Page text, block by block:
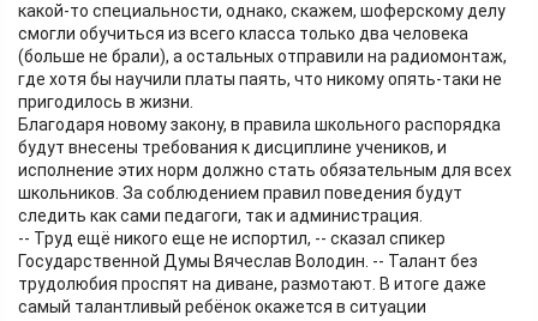
какой-то специальности, однако, скажем, шоферскому делу
смогли обучиться из всего класса только два человека
(больше не брали), а остальных отправили на радиомонтаж,
где хотя бы научили платы паять, что никому опять-таки не
пригодилось в жизни.
Благодаря новому закону, в правила школьного распорядка
будут внесены требования к дисциплине учеников, и
исполнение этих норм должно стать обязательным для всех
школьников. За соблюдением правил поведения будут
следить как сами педагоги, так и администрация.
-- Труд ещё никого еще не испортил, -- сказал спикер
Государственной Думы Вячеслав Володин. -- Талант без
трудолюбия проспят на диване, размотают. В итоге даже
самый талантливый ребёнок окажется в ситуации